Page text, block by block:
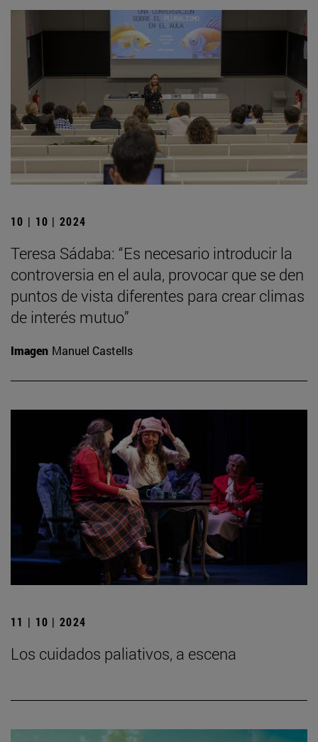
10 | 10 | 2024
Teresa Sádaba: “Es necesario introducir la
controversia en el aula, provocar que se den
puntos de vista diferentes para crear climas
de interés mutuo”
Imagen Manuel Castells
11 | 10 | 2024
Los cuidados paliativos, a escena